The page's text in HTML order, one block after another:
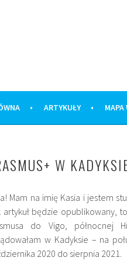
ARTYKUŁY MAPA
W
Mam na imię Kasia i jestem
artykuł będzie opublikowany,
do Vigo, północnej
w Kadyksie – na
2020 do sierpnia 2021.